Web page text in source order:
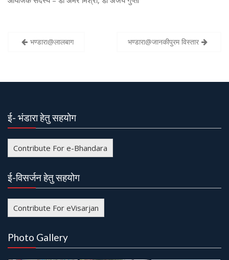
s
n
a
v
i
g
a
t
i
o
n
भण्डारा@लालबाग भण्डारा@जानकीपुरम विस्तार
ई- भंडारा हेतु सहयोग
Contribute For e-Bhandara
ई-विसर्जन हेतु सहयोग
Contribute For eVisarjan
Photo Gallery